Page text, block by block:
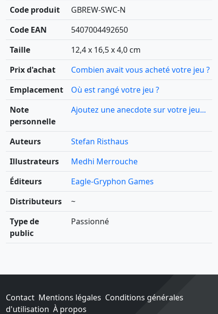
Code produit
GBREW-SWC-N
Code EAN
5407004492650
Taille
12,4 x 16,5 x 4,0 cm
Prix d'achat
Combien avait vous acheté votre jeu ?
Emplacement
Où est rangé votre jeu ?
Note
personnelle
Ajoutez une anecdote sur votre jeu...
Auteurs
Stefan Risthaus
Illustrateurs
Medhi Merrouche
Éditeurs
Eagle-Gryphon Games
Distributeurs
~
Type de
public
Passionné
Contact Mentions légales Conditions générales
d'utilisation À propos